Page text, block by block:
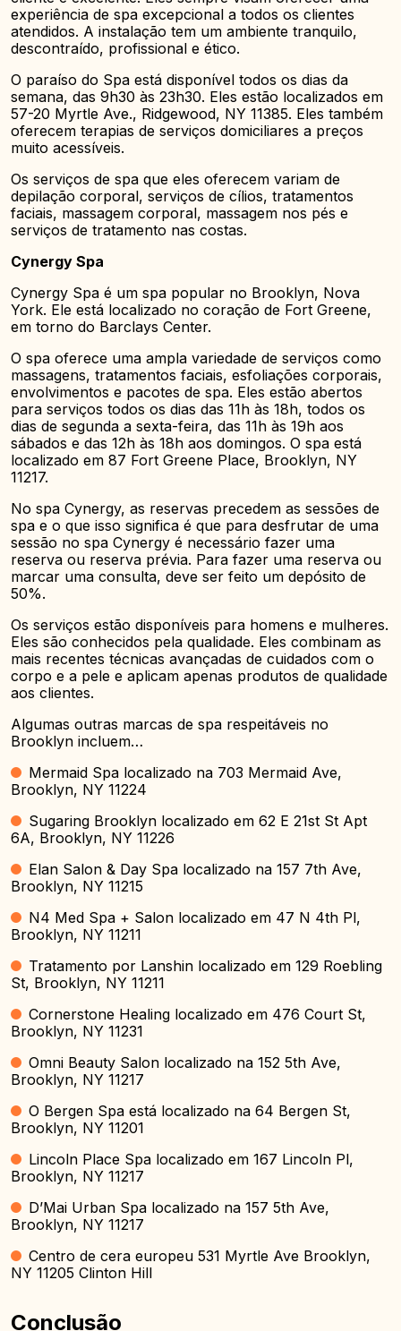
experiência de spa excepcional a todos os clientes
atendidos. A instalação tem um ambiente tranquilo,
descontraído, profissional e ético.
O paraíso do Spa está disponível todos os dias da
semana, das 9h30 às 23h30. Eles estão localizados em
57-20 Myrtle Ave., Ridgewood, NY 11385. Eles também
oferecem terapias de serviços domiciliares a preços
muito acessíveis.
Os serviços de spa que eles oferecem variam de
depilação corporal, serviços de cílios, tratamentos
faciais, massagem corporal, massagem nos pés e
serviços de tratamento nas costas.
Cynergy Spa
Cynergy Spa é um spa popular no Brooklyn, Nova
York. Ele está localizado no coração de Fort Greene,
em torno do Barclays Center.
O spa oferece uma ampla variedade de serviços como
massagens, tratamentos faciais, esfoliações corporais,
envolvimentos e pacotes de spa. Eles estão abertos
para serviços todos os dias das 11h às 18h, todos os
dias de segunda a sexta-feira, das 11h às 19h aos
sábados e das 12h às 18h aos domingos. O spa está
localizado em 87 Fort Greene Place, Brooklyn, NY
11217.
No spa Cynergy, as reservas precedem as sessões de
spa e o que isso significa é que para desfrutar de uma
sessão no spa Cynergy é necessário fazer uma
reserva ou reserva prévia. Para fazer uma reserva ou
marcar uma consulta, deve ser feito um depósito de
50%.
Os serviços estão disponíveis para homens e mulheres.
Eles são conhecidos pela qualidade. Eles combinam as
mais recentes técnicas avançadas de cuidados com o
corpo e a pele e aplicam apenas produtos de qualidade
aos clientes.
Algumas outras marcas de spa respeitáveis no
Brooklyn incluem…
Mermaid Spa localizado na 703 Mermaid Ave,
Brooklyn, NY 11224
Sugaring Brooklyn localizado em 62 E 21st St Apt
6A, Brooklyn, NY 11226
Elan Salon & Day Spa localizado na 157 7th Ave,
Brooklyn, NY 11215
N4 Med Spa + Salon localizado em 47 N 4th Pl,
Brooklyn, NY 11211
Tratamento por Lanshin localizado em 129 Roebling
St, Brooklyn, NY 11211
Cornerstone Healing localizado em 476 Court St,
Brooklyn, NY 11231
Omni Beauty Salon localizado na 152 5th Ave,
Brooklyn, NY 11217
O Bergen Spa está localizado na 64 Bergen St,
Brooklyn, NY 11201
Lincoln Place Spa localizado em 167 Lincoln Pl,
Brooklyn, NY 11217
D’Mai Urban Spa localizado na 157 5th Ave,
Brooklyn, NY 11217
Centro de cera europeu 531 Myrtle Ave Brooklyn,
NY 11205 Clinton Hill
Conclusão